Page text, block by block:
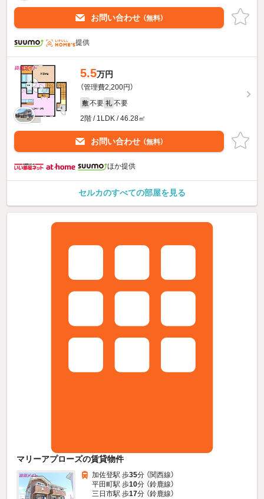
お問い合わせ （無料）
提供
5.5万円
（管理費2,200円）
敷 不要 礼 不要
2階 / 1LDK / 46.28㎡
お問い合わせ （無料）
ほか提供
セルカのすべての部屋を見る
マリーアプローズの賃貸物件
加佐登駅 歩35分 （関西線）
平田町駅 歩10分 （鈴鹿線）
三日市駅 歩17分 （鈴鹿線）